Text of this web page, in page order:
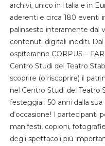
archivi, unico in Italia e in
aderenti e circa 180 eventi
palinsesto interamente dal
contenuti digitali inediti. Dal
ospiteranno CORPUS –
Centro Studi del Teatro
scoprire (o riscoprire) il
nel Centro Studi del Teatro
festeggia i 50 anni dalla
d’occasione! I partecipanti
manifesti, copioni,
degli spettacoli più